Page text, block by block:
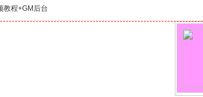
教程+GM后台